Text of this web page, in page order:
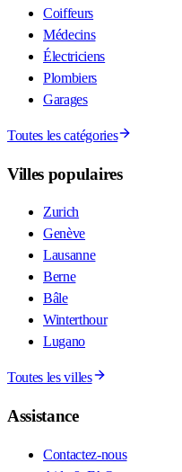
Coiffeurs
Médecins
Électriciens
Plombiers
Garages
Toutes les catégories
Villes populaires
Zurich
Genève
Lausanne
Berne
Bâle
Winterthour
Lugano
Toutes les villes
Assistance
Contactez-nous